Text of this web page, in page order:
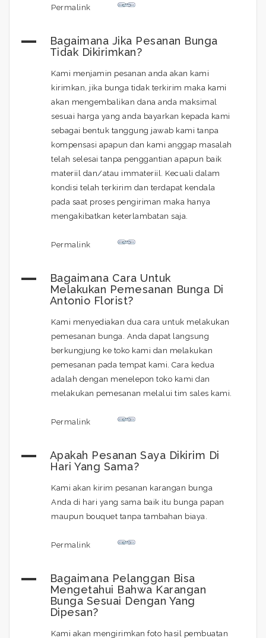
Permalink
A
Bagaimana Jika Pesanan Bunga
Tidak Dikirimkan?
Kami menjamin pesanan anda akan kami
kirimkan, jika bunga tidak terkirim maka kami
akan mengembalikan dana anda maksimal
sesuai harga yang anda bayarkan kepada kami
sebagai bentuk tanggung jawab kami tanpa
kompensasi apapun dan kami anggap masalah
telah selesai tanpa penggantian apapun baik
materiil dan/atau immateriil. Kecuali dalam
kondisi telah terkirim dan terdapat kendala
pada saat proses pengiriman maka hanya
mengakibatkan keterlambatan saja.
Permalink
A
Bagaimana Cara Untuk
Melakukan Pemesanan Bunga Di
Antonio Florist?
Kami menyediakan dua cara untuk melakukan
pemesanan bunga. Anda dapat langsung
berkungjung ke toko kami dan melakukan
pemesanan pada tempat kami. Cara kedua
adalah dengan menelepon toko kami dan
melakukan pemesanan melalui tim sales kami.
Permalink
A
Apakah Pesanan Saya Dikirim Di
Hari Yang Sama?
Kami akan kirim pesanan karangan bunga
Anda di hari yang sama baik itu bunga papan
maupun bouquet tanpa tambahan biaya.
Permalink
A
Bagaimana Pelanggan Bisa
Mengetahui Bahwa Karangan
Bunga Sesuai Dengan Yang
Dipesan?
Kami akan mengirimkan foto hasil pembuatan